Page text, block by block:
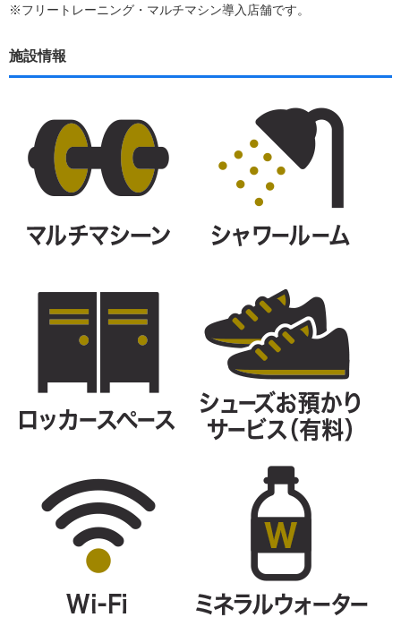
※フリートレーニング・マルチマシン導入店舗です。
施設情報